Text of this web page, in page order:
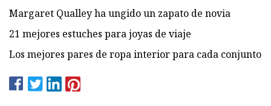
Margaret Qualley ha ungido un zapato de novia
21 mejores estuches para joyas de viaje
Los mejores pares de ropa interior para cada conjunto